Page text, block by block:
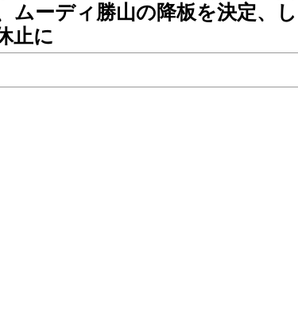
ムーディ勝山の降板を決定、し
止に